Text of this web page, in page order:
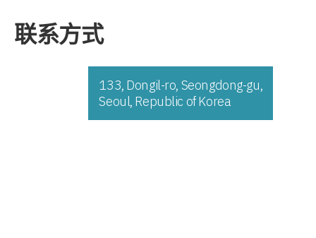
联系方式
133, Dongil-ro, Seongdong-gu,
Seoul, Republic of Korea